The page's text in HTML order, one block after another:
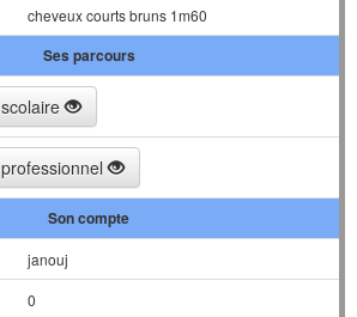
cheveux courts bruns 1m60
Ses parcours
Son compte
janouj
0